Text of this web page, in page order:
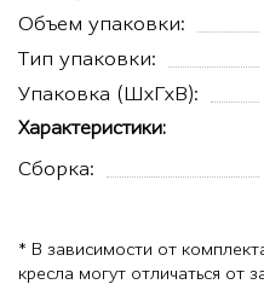
Объем упаковки:
Тип упаковки:
Упаковка (ШхГхВ):
Характеристики:
Сборка:
* В зависимости от
кресла могут отличаться от